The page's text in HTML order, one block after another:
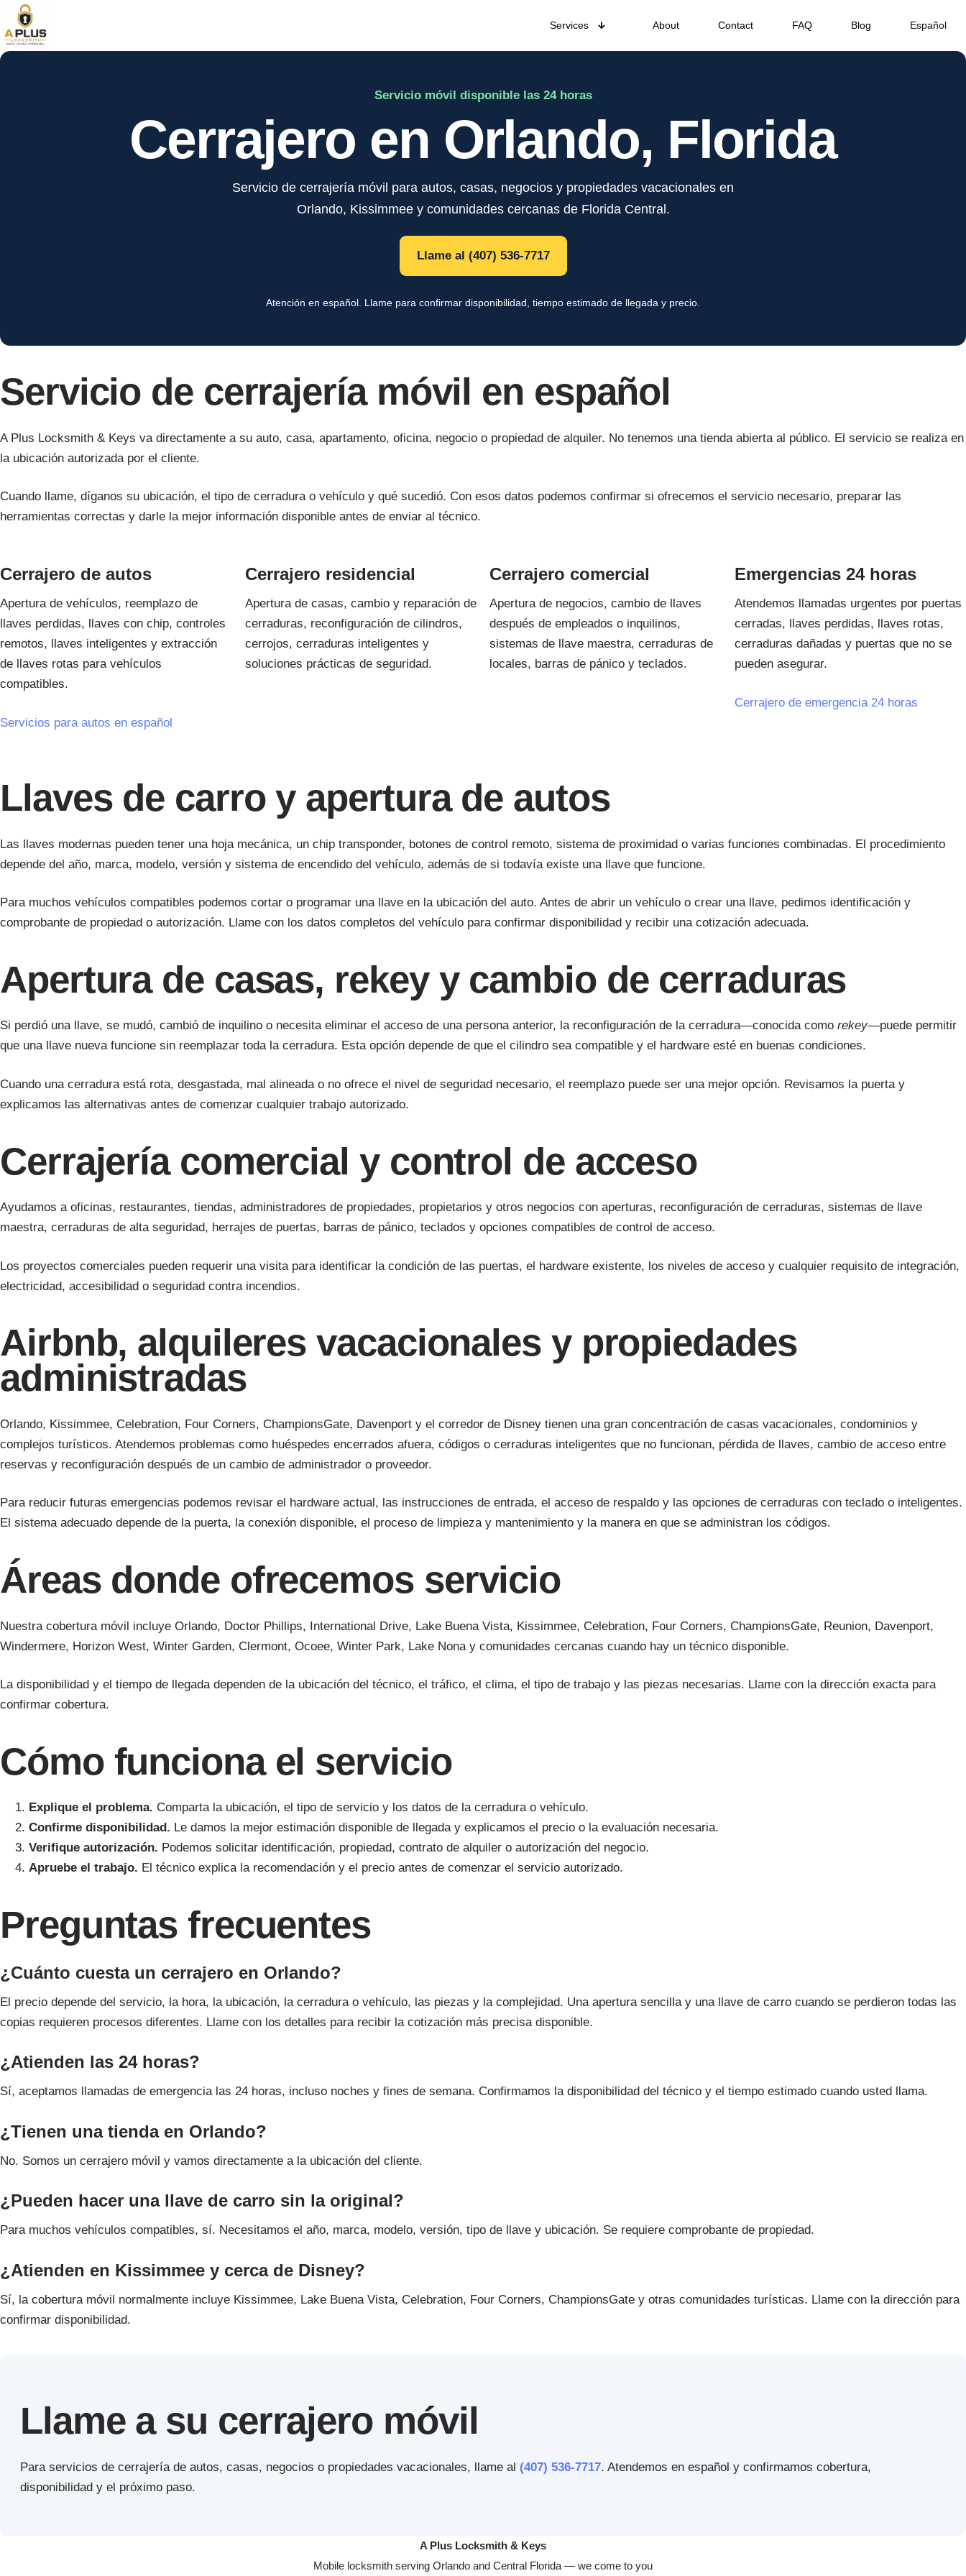
Services About Contact FAQ Blog Español
Servicio móvil disponible las 24 horas
Cerrajero en Orlando, Florida
Servicio de cerrajería móvil para autos, casas, negocios y propiedades vacacionales en
Orlando, Kissimmee y comunidades cercanas de Florida Central.
Llame al (407) 536-7717
Atención en español. Llame para confirmar disponibilidad, tiempo estimado de llegada y precio.
Servicio de cerrajería móvil en español
A Plus Locksmith & Keys va directamente a su auto, casa, apartamento, oficina, negocio o propiedad de alquiler. No tenemos una tienda abierta al público. El servicio se realiza en
la ubicación autorizada por el cliente.
Cuando llame, díganos su ubicación, el tipo de cerradura o vehículo y qué sucedió. Con esos datos podemos confirmar si ofrecemos el servicio necesario, preparar las
herramientas correctas y darle la mejor información disponible antes de enviar al técnico.
Cerrajero de autos
Apertura de vehículos, reemplazo de
llaves perdidas, llaves con chip, controles
remotos, llaves inteligentes y extracción
de llaves rotas para vehículos
compatibles.
Servicios para autos en español
Cerrajero residencial
Apertura de casas, cambio y reparación de
cerraduras, reconfiguración de cilindros,
cerrojos, cerraduras inteligentes y
soluciones prácticas de seguridad.
Cerrajero comercial
Apertura de negocios, cambio de llaves
después de empleados o inquilinos,
sistemas de llave maestra, cerraduras de
locales, barras de pánico y teclados.
Emergencias 24 horas
Atendemos llamadas urgentes por puertas
cerradas, llaves perdidas, llaves rotas,
cerraduras dañadas y puertas que no se
pueden asegurar.
Cerrajero de emergencia 24 horas
Llaves de carro y apertura de autos
Las llaves modernas pueden tener una hoja mecánica, un chip transponder, botones de control remoto, sistema de proximidad o varias funciones combinadas. El procedimiento
depende del año, marca, modelo, versión y sistema de encendido del vehículo, además de si todavía existe una llave que funcione.
Para muchos vehículos compatibles podemos cortar o programar una llave en la ubicación del auto. Antes de abrir un vehículo o crear una llave, pedimos identificación y
comprobante de propiedad o autorización. Llame con los datos completos del vehículo para confirmar disponibilidad y recibir una cotización adecuada.
Apertura de casas, rekey y cambio de cerraduras
Si perdió una llave, se mudó, cambió de inquilino o necesita eliminar el acceso de una persona anterior, la reconfiguración de la cerradura—conocida como rekey—puede permitir
que una llave nueva funcione sin reemplazar toda la cerradura. Esta opción depende de que el cilindro sea compatible y el hardware esté en buenas condiciones.
Cuando una cerradura está rota, desgastada, mal alineada o no ofrece el nivel de seguridad necesario, el reemplazo puede ser una mejor opción. Revisamos la puerta y
explicamos las alternativas antes de comenzar cualquier trabajo autorizado.
Cerrajería comercial y control de acceso
Ayudamos a oficinas, restaurantes, tiendas, administradores de propiedades, propietarios y otros negocios con aperturas, reconfiguración de cerraduras, sistemas de llave
maestra, cerraduras de alta seguridad, herrajes de puertas, barras de pánico, teclados y opciones compatibles de control de acceso.
Los proyectos comerciales pueden requerir una visita para identificar la condición de las puertas, el hardware existente, los niveles de acceso y cualquier requisito de integración,
electricidad, accesibilidad o seguridad contra incendios.
Airbnb, alquileres vacacionales y propiedades
administradas
Orlando, Kissimmee, Celebration, Four Corners, ChampionsGate, Davenport y el corredor de Disney tienen una gran concentración de casas vacacionales, condominios y
complejos turísticos. Atendemos problemas como huéspedes encerrados afuera, códigos o cerraduras inteligentes que no funcionan, pérdida de llaves, cambio de acceso entre
reservas y reconfiguración después de un cambio de administrador o proveedor.
Para reducir futuras emergencias podemos revisar el hardware actual, las instrucciones de entrada, el acceso de respaldo y las opciones de cerraduras con teclado o inteligentes.
El sistema adecuado depende de la puerta, la conexión disponible, el proceso de limpieza y mantenimiento y la manera en que se administran los códigos.
Áreas donde ofrecemos servicio
Nuestra cobertura móvil incluye Orlando, Doctor Phillips, International Drive, Lake Buena Vista, Kissimmee, Celebration, Four Corners, ChampionsGate, Reunion, Davenport,
Windermere, Horizon West, Winter Garden, Clermont, Ocoee, Winter Park, Lake Nona y comunidades cercanas cuando hay un técnico disponible.
La disponibilidad y el tiempo de llegada dependen de la ubicación del técnico, el tráfico, el clima, el tipo de trabajo y las piezas necesarias. Llame con la dirección exacta para
confirmar cobertura.
Cómo funciona el servicio
Explique el problema. Comparta la ubicación, el tipo de servicio y los datos de la cerradura o vehículo.
Confirme disponibilidad. Le damos la mejor estimación disponible de llegada y explicamos el precio o la evaluación necesaria.
Verifique autorización. Podemos solicitar identificación, propiedad, contrato de alquiler o autorización del negocio.
Apruebe el trabajo. El técnico explica la recomendación y el precio antes de comenzar el servicio autorizado.
Preguntas frecuentes
¿Cuánto cuesta un cerrajero en Orlando?
El precio depende del servicio, la hora, la ubicación, la cerradura o vehículo, las piezas y la complejidad. Una apertura sencilla y una llave de carro cuando se perdieron todas las
copias requieren procesos diferentes. Llame con los detalles para recibir la cotización más precisa disponible.
¿Atienden las 24 horas?
Sí, aceptamos llamadas de emergencia las 24 horas, incluso noches y fines de semana. Confirmamos la disponibilidad del técnico y el tiempo estimado cuando usted llama.
¿Tienen una tienda en Orlando?
No. Somos un cerrajero móvil y vamos directamente a la ubicación del cliente.
¿Pueden hacer una llave de carro sin la original?
Para muchos vehículos compatibles, sí. Necesitamos el año, marca, modelo, versión, tipo de llave y ubicación. Se requiere comprobante de propiedad.
¿Atienden en Kissimmee y cerca de Disney?
Sí, la cobertura móvil normalmente incluye Kissimmee, Lake Buena Vista, Celebration, Four Corners, ChampionsGate y otras comunidades turísticas. Llame con la dirección para
confirmar disponibilidad.
Llame a su cerrajero móvil
Para servicios de cerrajería de autos, casas, negocios o propiedades vacacionales, llame al (407) 536-7717. Atendemos en español y confirmamos cobertura,
disponibilidad y el próximo paso.
A Plus Locksmith & Keys
Mobile locksmith serving Orlando and Central Florida — we come to you